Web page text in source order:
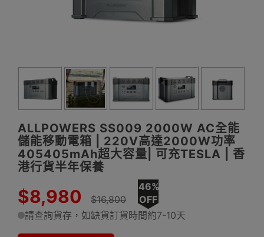
ALLPOWERS SS009 2000W AC全能
儲能移動電箱 | 220V高達2000W功率
405405mAh超大容量| 可充TESLA | 香
港行貨半年保養
$8,980 $16,800
46%
OFF
請查詢貨存，如缺貨訂貨時間約7-10天